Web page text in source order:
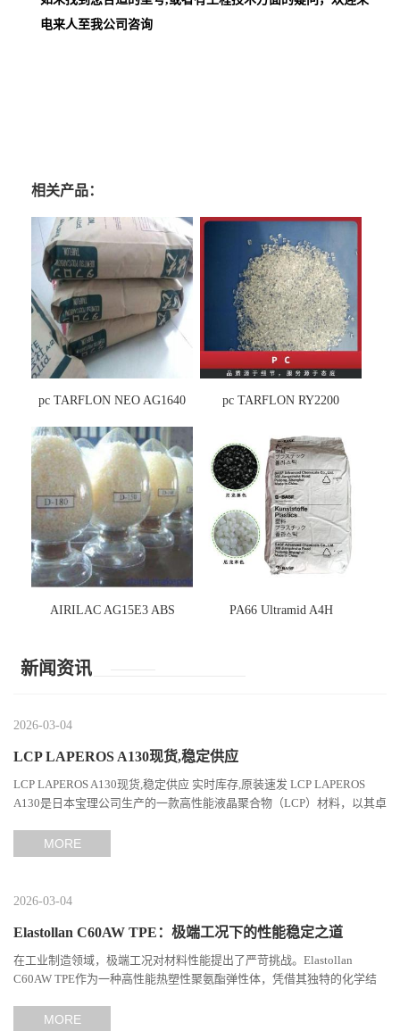
电来人至我公司咨询
相关产品：
pc TARFLON NEO AG1640 pc TARFLON RY2200
AIRILAC AG15E3 ABS PA66 Ultramid A4H
新闻资讯
2026-03-04
LCP LAPEROS A130现货,稳定供应
LCP LAPEROS A130现货,稳定供应 实时库存,原装速发 LCP LAPEROS
A130是日本宝理公司生产的一款高性能液晶聚合物（LCP）材料，以其卓
MORE
2026-03-04
Elastollan C60AW TPE：极端工况下的性能稳定之道
在工业制造领域，极端工况对材料性能提出了严苛挑战。Elastollan
C60AW TPE作为一种高性能热塑性聚氨酯弹性体，凭借其独特的化学结
MORE